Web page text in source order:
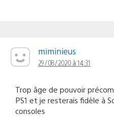
miminieus
29/08/2020 à 14:31
Trop âge de pouvoir
PS1 et je resterais fidèle à
consoles